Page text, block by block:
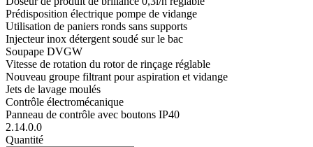
Prédisposition électrique pompe de vidange
Utilisation de paniers ronds sans supports
Injecteur inox détergent soudé sur le bac
Soupape DVGW
Vitesse de rotation du rotor de rinçage réglable
Nouveau groupe filtrant pour aspiration et vidange
Jets de lavage moulés
Contrôle électromécanique
Panneau de contrôle avec boutons IP40
2.14.0.0
Quantité